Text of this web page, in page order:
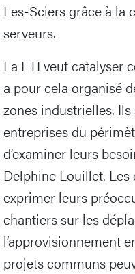
Les-Sciers grâce à la
serveurs.
La FTI veut catalyser
a pour cela organisé
zones industrielles.
entreprises du
d’examiner leurs
Delphine Louillet.
exprimer leurs
chantiers sur les
l’approvisionnement
projets communs